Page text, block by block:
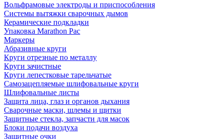
Вольфрамовые электроды и приспособления
Системы вытяжки сварочных дымов
Керамические подкладки
Упаковка Marathon Pac
Маркеры
Абразивные круги
Круги отрезные по металлу
Круги зачистные
Круги лепестковые тарельчатые
Самозацепляемые шлифовальные круги
Шлифовальные листы
Защита лица, глаз и органов дыхания
Сварочные маски, шлемы и щитки
Защитные стекла, запчасти для масок
Блоки подачи воздуха
Защитные очки